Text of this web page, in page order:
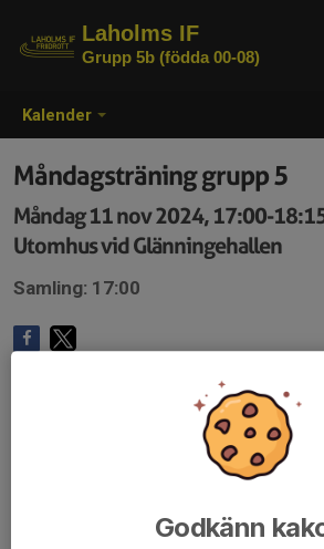
Kalender
Laholms IF
Grupp 5b (födda 00-08)
Måndagsträning grupp 5
Måndag 11 nov 2024, 17:00-
Utomhus vid Glänningehallen
Samling: 17:00
Godkänn